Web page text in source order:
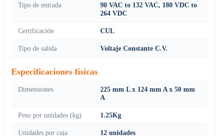
Tipo de entrada
90 VAC to 132 VAC, 180 VDC to
264 VDC
Certificación CUL
Tipo de salida Voltaje Constante C.V.
Especificaciones físicas
Dimensiones
225 mm L x 124 mm A x 50 mm
A
Peso por unidades (kg) 1.25Kg
Unidades por caja 12 unidades